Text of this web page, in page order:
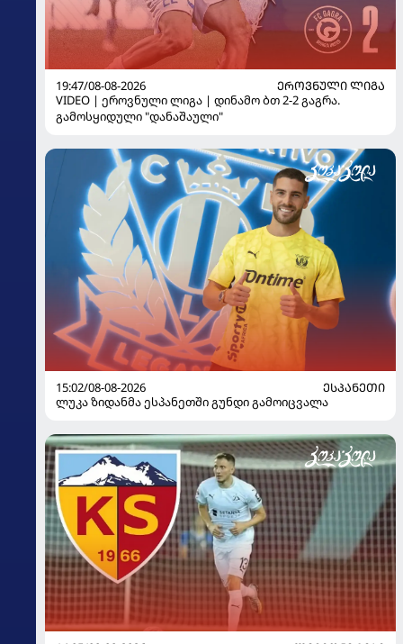
19:47/08-08-2026
ᲔᲠᲝᲕᲜᲣᲚᲘ ᲚᲘᲒᲐ
VIDEO | ეროვნული ლიგა | დინამო ბთ 2-2 გაგრა.
გამოსყიდული "დანაშაული"
15:02/08-08-2026
ᲔᲡᲞᲐᲜᲔᲗᲘ
ლუკა ზიდანმა ესპანეთში გუნდი გამოიცვალა